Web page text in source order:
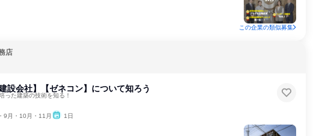
この企業の類似募集
店
設会社】【ゼネコン】について知ろう
った建築の技術を知る！
9月・10月・11月 1日